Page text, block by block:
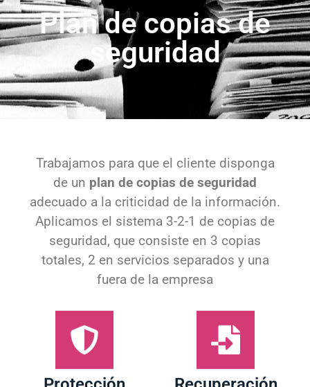
Trabajamos para que el cliente disponga
adecuado a la criticidad de la información.
Aplicamos el sistema 3-2-1 de copias de
seguridad, que consiste en 3 copias
totales, 2 en servicios separados y una
fuera de la empresa
Protección Recuperación